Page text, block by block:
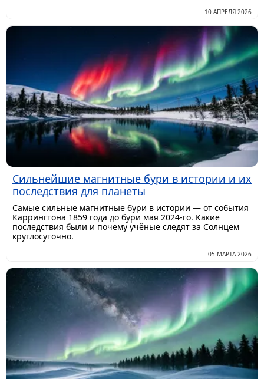
10 АПРЕЛЯ 2026
Сильнейшие магнитные бури в истории и их
последствия для планеты
Самые сильные магнитные бури в истории — от события
Каррингтона 1859 года до бури мая 2024-го. Какие
последствия были и почему учёные следят за Солнцем
круглосуточно.
05 МАРТА 2026